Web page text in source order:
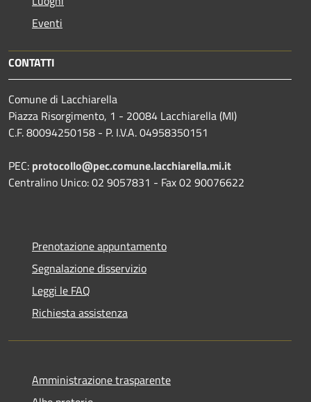
Eventi
CONTATTI
Comune di Lacchiarella
Piazza Risorgimento, 1 - 20084 Lacchiarella (MI)
C.F. 80094250158 - P. I.V.A. 04958350151
PEC: protocollo@pec.comune.lacchiarella.mi.it
Centralino Unico: 02 9057831 - Fax 02 90076622
Prenotazione appuntamento
Segnalazione disservizio
Leggi le FAQ
Richiesta assistenza
Amministrazione trasparente